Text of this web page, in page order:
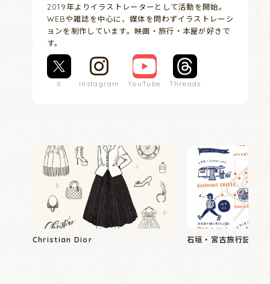
2019年よりイラストレーターとして活動を開始。
WEBや雑誌を中心に、媒体を問わずイラストレーシ
ョンを制作しています。映画・旅行・本屋が好きで
す。
X Instagram YouTube Threads
Christian Dior 石垣・宮古旅行記